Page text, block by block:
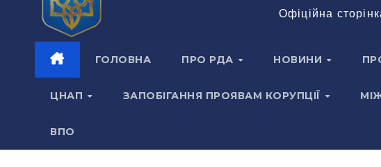
Офіційна
ГОЛОВНА ПРО РДА НОВИНИ
ЦНАП ЗАПОБІГАННЯ ПРОЯВАМ КОРУПЦІЇ
ВПО